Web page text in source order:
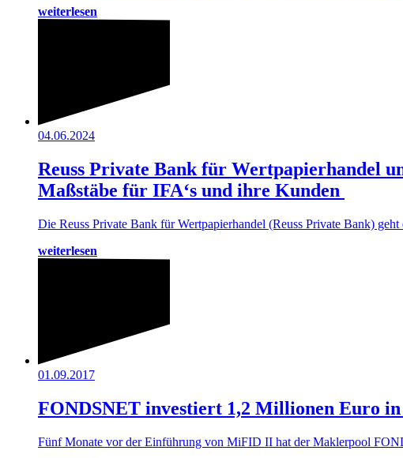
weiterlesen
04.06.2024
Reuss Private Bank für Wertpapierhandel
Maßstäbe für IFA‘s und ihre Kunden
Die Reuss Private Bank für Wertpapierhandel (Reuss Private Bank)
weiterlesen
01.09.2017
FONDSNET investiert 1,2 Millionen Euro
Fünf Monate vor der Einführung von MiFID II hat der Maklerpool